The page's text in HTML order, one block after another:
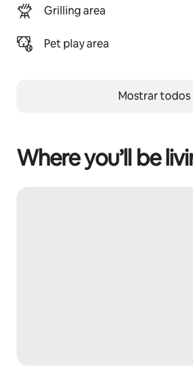
Grilling area
Pet play area
Mostrar todos
Where you’ll be